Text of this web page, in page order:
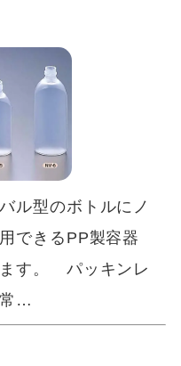
ル型のボトルにノ
できるPP製容器
す。 パッキンレ
常…